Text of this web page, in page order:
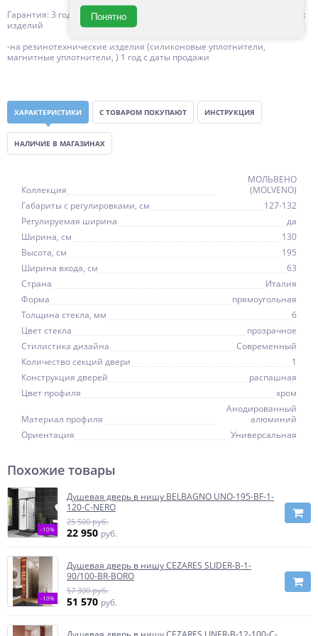
Гарантия: 3 года с даты продажи, за исключением резинотехнических
изделий
-на резинотехнические изделия (силиконовые уплотнители,
магнитные уплотнители, ) 1 год с даты продажи
ХАРАКТЕРИСТИКИ С ТОВАРОМ ПОКУПАЮТ ИНСТРУКЦИЯ
НАЛИЧИЕ В МАГАЗИНАХ
Коллекция
МОЛЬВЕНО
(MOLVENO)
Габариты с регулировками, см
127-132
Регулируемая ширина
да
Ширина, см
130
Высота, см
195
Ширина входа, см
63
Страна
Италия
Форма
прямоугольная
Толщина стекла, мм
6
Цвет стекла
прозрачное
Стилистика дизайна
Современный
Количество секций двери
1
Конструкция дверей
распашная
Цвет профиля
хром
Материал профиля
Анодированный
алюминий
Ориентация
Универсальная
Похожие товары
-10%
Душевая дверь в нишу BELBAGNO UNO-195-BF-1-
120-C-NERO
25 500 руб.
22 950 руб.
-10%
Душевая дверь в нишу CEZARES SLIDER-B-1-
90/100-BR-BORO
57 300 руб.
51 570 руб.
Понятно